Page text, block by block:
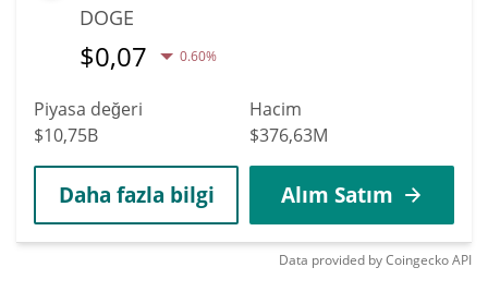
DOGE
$0,07 0.60%
Piyasa değeri
$10,75B
Hacim
$376,63M
Daha fazla bilgi Alım Satım
Data provided byCoingeckoAPI